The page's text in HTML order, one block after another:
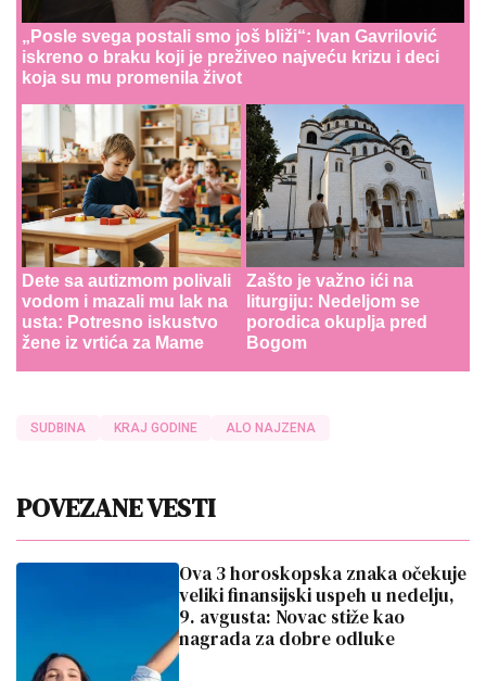
„Posle svega postali smo još bliži“: Ivan Gavrilović
iskreno o braku koji je preživeo najveću krizu i deci
koja su mu promenila život
Dete sa autizmom polivali
vodom i mazali mu lak na
usta: Potresno iskustvo
žene iz vrtića za Mame
Zašto je važno ići na
liturgiju: Nedeljom se
porodica okuplja pred
Bogom
SUDBINA KRAJ GODINE ALO NAJZENA
POVEZANE VESTI
Ova 3 horoskopska znaka očekuje
veliki finansijski uspeh u nedelju,
9. avgusta: Novac stiže kao
nagrada za dobre odluke